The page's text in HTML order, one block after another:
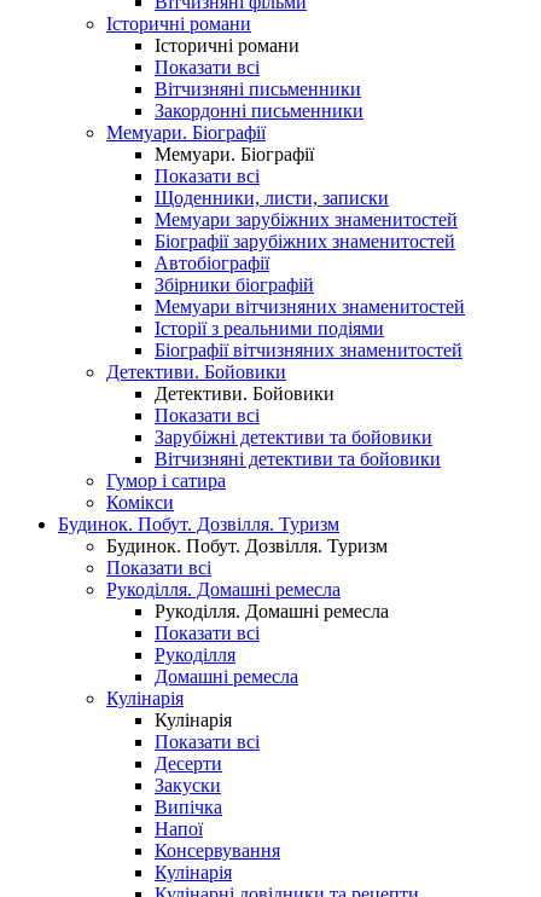
Історичні романи
Історичні романи
Показати всі
Вітчизняні письменники
Закордонні письменники
Мемуари. Біографії
Мемуари. Біографії
Показати всі
Щоденники, листи, записки
Мемуари зарубіжних знаменитостей
Біографії зарубіжних знаменитостей
Автобіографії
Збірники біографій
Мемуари вітчизняних знаменитостей
Історії з реальними подіями
Біографії вітчизняних знаменитостей
Детективи. Бойовики
Детективи. Бойовики
Показати всі
Зарубіжні детективи та бойовики
Вітчизняні детективи та бойовики
Гумор і сатира
Комікси
Будинок. Побут. Дозвілля. Туризм
Будинок. Побут. Дозвілля. Туризм
Показати всі
Рукоділля. Домашні ремесла
Рукоділля. Домашні ремесла
Показати всі
Рукоділля
Домашні ремесла
Кулінарія
Кулінарія
Показати всі
Десерти
Закуски
Випічка
Напої
Консервування
Кулінарія